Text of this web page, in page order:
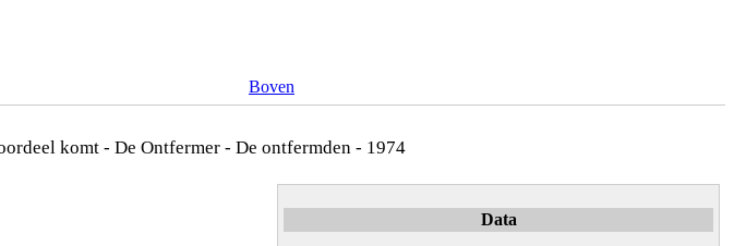
Boven
komt - De Ontfermer - De ontfermden - 1974
Data